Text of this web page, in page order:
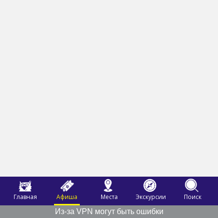
Главная Афиша Места Экскурсии
Поиск
Из-за VPN могут быть ошибки